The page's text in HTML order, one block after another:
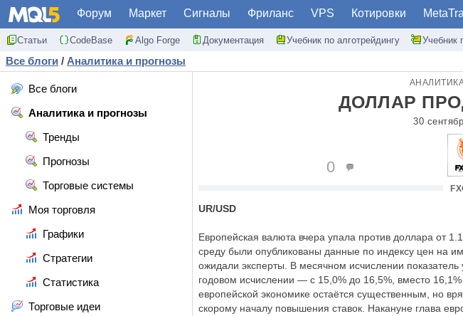
Форум Маркет Сигналы Фриланс VPS Котировки
Статьи CodeBase Algo Forge Документация Учебник по алготрейдингу Учебник
Все блоги / Аналитика и прогнозы
Все блоги
Аналитика и прогнозы
Тренды
Прогнозы
Торговые системы
Моя торговля
Графики
Стратегии
Статистика
Торговые идеи
ДОЛЛАР
30
0
UR/USD
Европейская валюта вчера упала против доллара от
среду были опубликованы данные по индексу цен на
ожидали эксперты. В месячном исчислении
годовом исчислении — с 15,0% до 16,5%, вместо
европейской экономике остаётся существенным, но
скорому началу повышения ставок. Накануне глава